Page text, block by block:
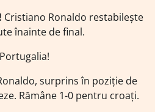
Cristiano Ronaldo restabilește
înainte de final.
surprins în poziție de
Rămâne 1-0 pentru croați.